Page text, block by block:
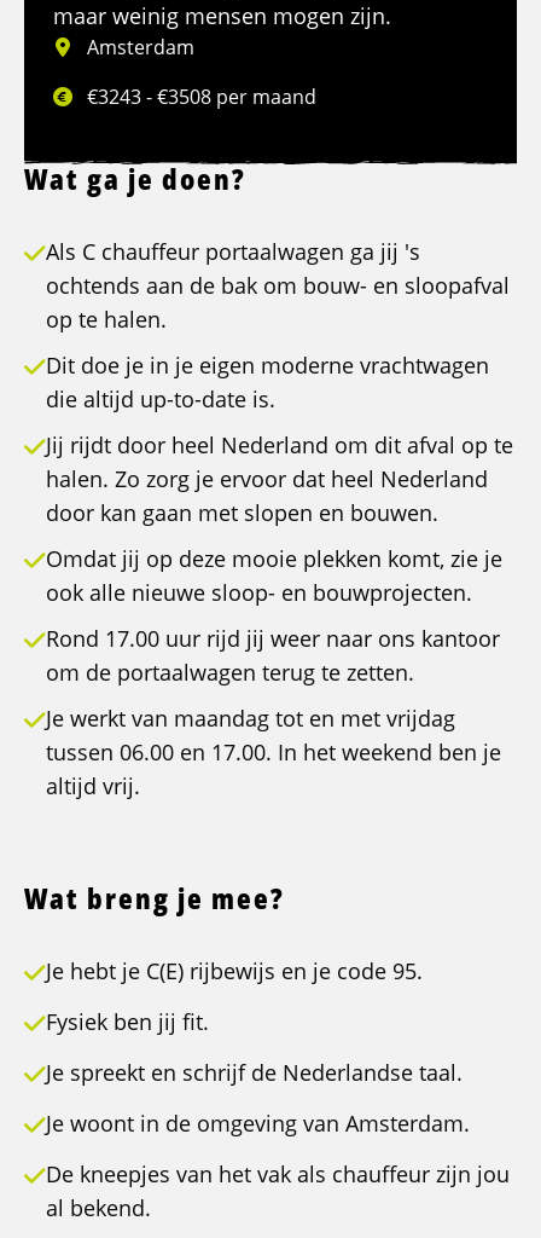
maar weinig mensen mogen zijn.
Amsterdam
€3243 - €3508 per maand
Wat ga je doen?
Als C chauffeur portaalwagen ga jij 's
ochtends aan de bak om bouw- en sloopafval
op te halen.
Dit doe je in je eigen moderne vrachtwagen
die altijd up-to-date is.
Jij rijdt door heel Nederland om dit afval op te
halen. Zo zorg je ervoor dat heel Nederland
door kan gaan met slopen en bouwen.
Omdat jij op deze mooie plekken komt, zie je
ook alle nieuwe sloop- en bouwprojecten.
Rond 17.00 uur rijd jij weer naar ons kantoor
om de portaalwagen terug te zetten.
Je werkt van maandag tot en met vrijdag
tussen 06.00 en 17.00. In het weekend ben je
altijd vrij.
Wat breng je mee?
Je hebt je C(E) rijbewijs en je code 95.
Fysiek ben jij fit.
Je spreekt en schrijf de Nederlandse taal.
Je woont in de omgeving van Amsterdam.
De kneepjes van het vak als chauffeur zijn jou
al bekend.